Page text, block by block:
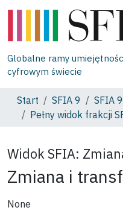
Globalne ramy
cyfrowym świecie
Start SFIA 9
SFIA
Pełny widok frakcji
Widok SFIA:
Zmiana i
None